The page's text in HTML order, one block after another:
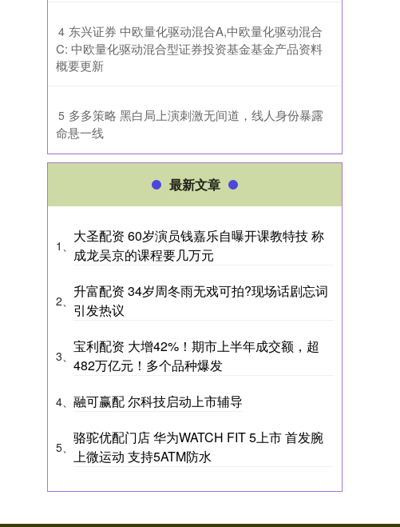
4 ​东兴证券 中欧量化驱动混合A,中欧量化驱动混合
C: 中欧量化驱动混合型证券投资基金基金产品资料
概要更新
5 ​多多策略 黑白局上演刺激无间道，线人身份暴露
命悬一线
最新文章
1、
大圣配资 60岁演员钱嘉乐自曝开课教特技 称
成龙吴京的课程要几万元
2、
升富配资 34岁周冬雨无戏可拍?现场话剧忘词
引发热议
3、
宝利配资 大增42%！期市上半年成交额，超
482万亿元！多个品种爆发
4、 融可赢配 尔科技启动上市辅导
5、
骆驼优配门店 华为WATCH FIT 5上市 首发腕
上微运动 支持5ATM防水